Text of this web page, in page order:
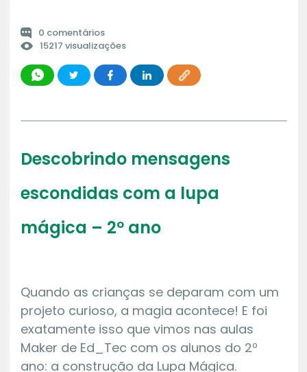
0 comentários
15217 visualizações
Descobrindo mensagens
escondidas com a lupa
mágica – 2º ano
Quando as crianças se deparam com um
projeto curioso, a magia acontece! E foi
exatamente isso que vimos nas aulas
Maker de Ed_Tec com os alunos do 2º
ano: a construção da Lupa Mágica.